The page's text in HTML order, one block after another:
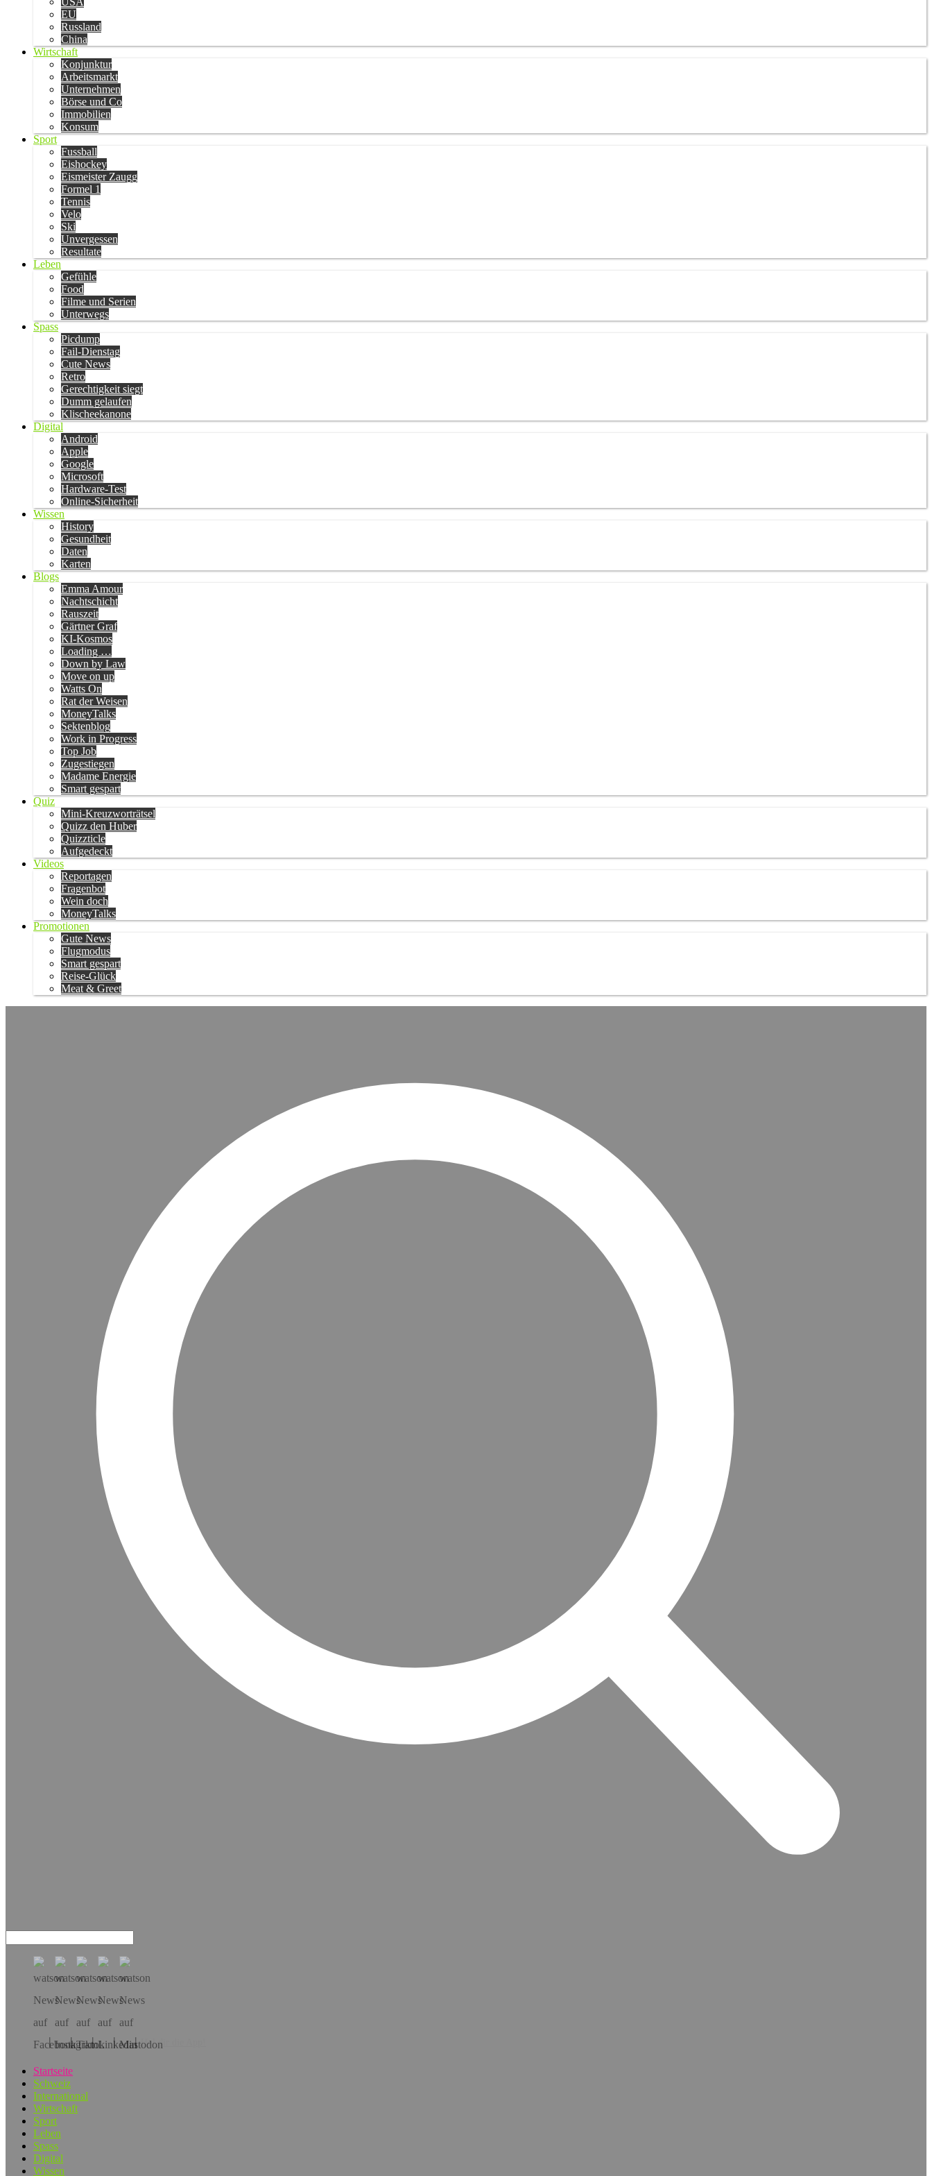
EU
Russland
China
Wirtschaft
Konjunktur
Arbeitsmarkt
Unternehmen
Börse und Co
Immobilien
Konsum
Sport
Fussball
Eishockey
Eismeister Zaugg
Formel 1
Tennis
Velo
Ski
Unvergessen
Resultate
Leben
Gefühle
Food
Filme und Serien
Unterwegs
Spass
Picdump
Fail-Dienstag
Cute News
Retro
Gerechtigkeit siegt
Dumm gelaufen
Klischeekanone
Digital
Android
Apple
Google
Microsoft
Hardware-Test
Online-Sicherheit
Wissen
History
Gesundheit
Daten
Karten
Blogs
Emma Amour
Nachtschicht
Rauszeit
Gärtner Graf
KI-Kosmos
Loading …
Down by Law
Move on up
Watts On
Rat der Weisen
MoneyTalks
Sektenblog
Work in Progress
Top Job
Zugestiegen
Madame Energie
Smart gespart
Quiz
Mini-Kreuzworträtsel
Quizz den Huber
Quizzticle
Aufgedeckt
Videos
Reportagen
Fragenbot
Wein doch
MoneyTalks
Promotionen
Gute News
Flugmodus
Smart gespart
Reise-Glück
Meat & Greet
Hol dir die App!
Startseite
Schweiz
International
Wirtschaft
Sport
Leben
Spass
Digital
Wissen